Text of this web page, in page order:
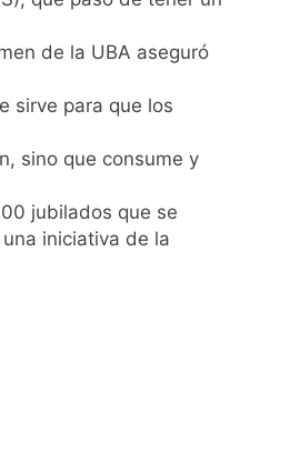
de la UBA aseguró
sirve para que los
sino que consume y
jubilados que se
iniciativa de la